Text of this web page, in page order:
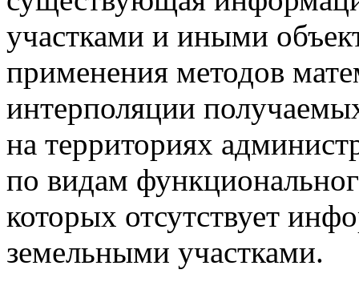
участками и иными
применения методов
интерполяции
на территориях
по видам
которых отсутствует
земельными участками.